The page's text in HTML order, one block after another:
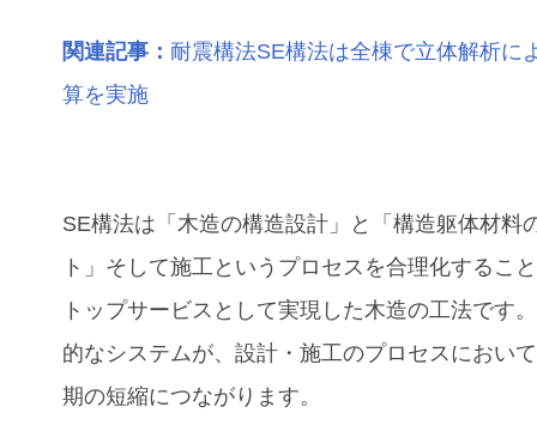
関連記事： 耐震構法SE構法は全棟で立体解析に
算を実施
SE構法は「木造の構造設計」と「構造躯体材料
ト」そして施工というプロセスを合理化するこ
トップサービスとして実現した木造の工法です
的なシステムが、設計・施工のプロセスにおい
期の短縮につながります。